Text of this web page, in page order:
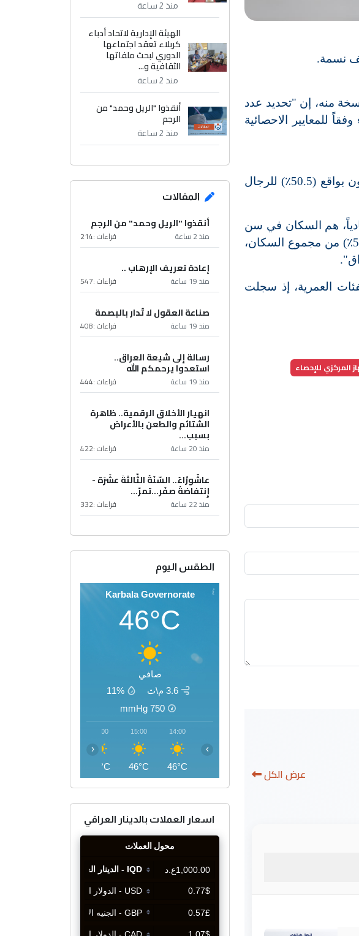
منه، إن "تحديد عدد
للمعايير الاحصائية
وأضاف أن "عدد سكان العراق لعام 2020، بلغ (40) مليونًا و(150) ألف نسمة، موزعون بواقع (50.5٪) للرجال
هم السكان في سن
العمل من (15ـ 64) سنة، وكانت هي النسبة الأعلى بين الفئات العمرية، إذ بلغت (56.5٪) من مجموع السكان،
بين الفئات العمرية، إذ سجلت
المركزي للإحصاء
عرض الكل
منذ 2 ساعة
الهيئة الإدارية لاتحاد أدباء
كربلاء تعقد اجتماعها
الدوري لبحث ملفاتها
الثقافية و...
منذ 2 ساعة
أنقذوا "الريل وحمد" من
الرجم
منذ 2 ساعة
المقالات
أنقذوا "الريل وحمد" من الرجم
منذ 2 ساعة قراءات :214
إعادة تعريف الإرهاب ..
منذ 19 ساعة قراءات :547
صناعة العقول لا تُدار بالبصمة
منذ 19 ساعة قراءات :408
رسالة إلى شيعة العراق..
استعدوا يرحمكم الله
منذ 19 ساعة قراءات :444
انهيار الأخلاق الرقمية.. ظاهرة
الشتائم والطعن بالأعراض
بسبب...
منذ 20 ساعة قراءات :422
عاشُورْاءُ.. السّنَةُ الثّالثةَ عشَرَة -
إِنتفاضةُ صفَر…تمرّ...
منذ 22 ساعة قراءات :332
الطقس اليوم
Karbala Governorate
46°C
صافي
3.6 م\ث
11%
750
mmHg
14:00
46°C
15:00
46°C
16:00
46°C
‹ ›
اسعار العملات بالدينار العراقي